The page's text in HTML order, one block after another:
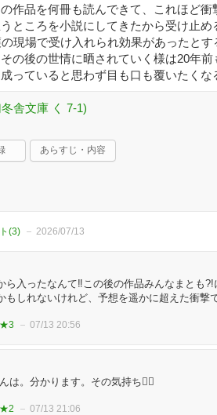
作品を何冊も読んできて、これほど
ところを小説にしてきたから受け止め
現場で受け入れられ効果があったと
の後の世情に晒されていく様は20年前
っていると思わず目も口も覆いたくな
舎文庫 く 7-1)
あらすじ・内容
(3) 2026/07/13
ら入ったなんて‼️この後の作品みんなまとも
もしれないけれど、予想を遥かに超えた衝撃
★3 07/13 20:56
は。分かります。その気持ち😵‍💫
★2 07/13 21:06